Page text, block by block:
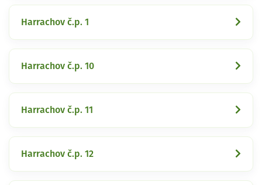
Harrachov č.p. 1
Harrachov č.p. 10
Harrachov č.p. 11
Harrachov č.p. 12